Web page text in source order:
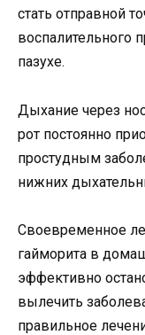
стать отправной
воспалительного
пазухе.
Дыхание через
рот постоянно
простудным
нижних
Своевременное
гайморита в
эффективно
вылечить
правильное